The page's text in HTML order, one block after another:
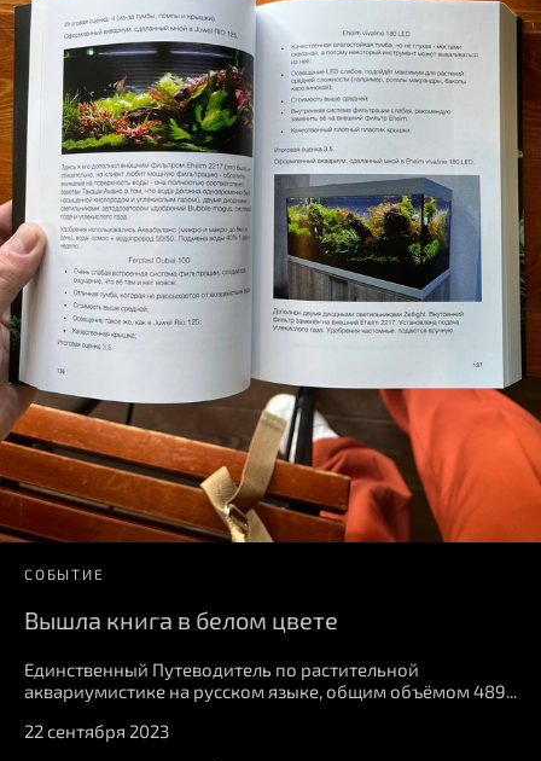
СОБЫТИЕ
Вышла книга в белом цвете
Единственный Путеводитель по растительной
аквариумистике на русском языке, общим объёмом 489...
22 сентября 2023